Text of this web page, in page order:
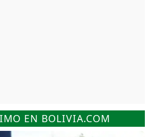
EN BOLIVIA.COM